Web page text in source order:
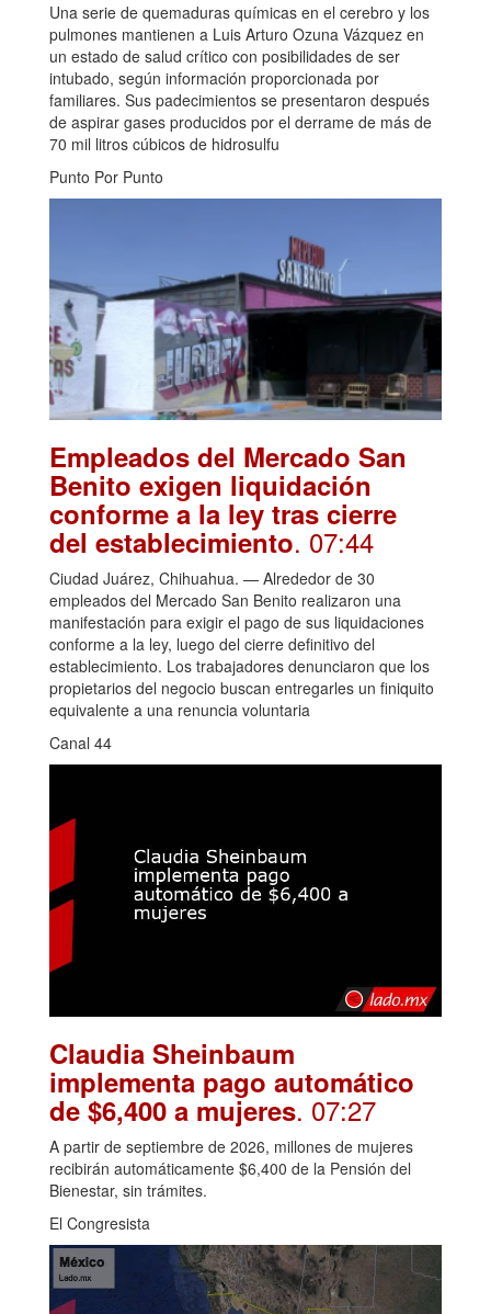
Una serie de quemaduras químicas en el cerebro y los
pulmones mantienen a Luis Arturo Ozuna Vázquez en
un estado de salud crítico con posibilidades de ser
intubado, según información proporcionada por
familiares. Sus padecimientos se presentaron después
de aspirar gases producidos por el derrame de más de
70 mil litros cúbicos de hidrosulfu
Punto Por Punto
Empleados del Mercado San
Benito exigen liquidación
conforme a la ley tras cierre
del establecimiento. 07:44
Ciudad Juárez, Chihuahua. — Alrededor de 30
empleados del Mercado San Benito realizaron una
manifestación para exigir el pago de sus liquidaciones
conforme a la ley, luego del cierre definitivo del
establecimiento. Los trabajadores denunciaron que los
propietarios del negocio buscan entregarles un finiquito
equivalente a una renuncia voluntaria
Canal 44
Claudia Sheinbaum
implementa pago automático
de $6,400 a mujeres. 07:27
A partir de septiembre de 2026, millones de mujeres
recibirán automáticamente $6,400 de la Pensión del
Bienestar, sin trámites.
El Congresista